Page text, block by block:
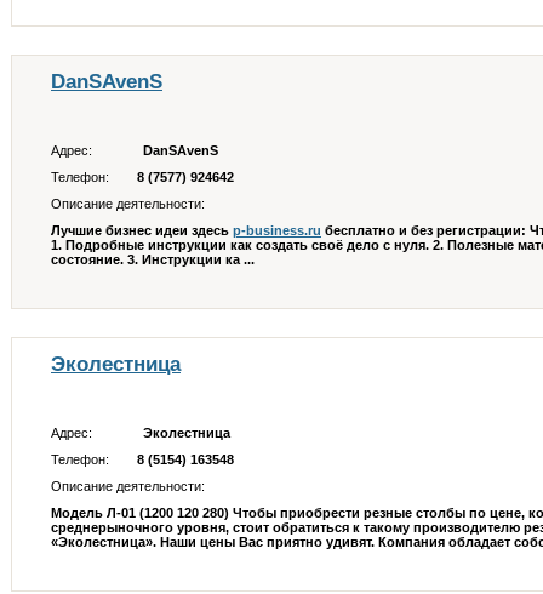
DanSAvenS
Адрес:
DanSAvenS
Телефон:
8 (7577) 924642
Описание деятельности:
Лучшие бизнес идеи здесь p-business.ru бесплатно и без регистрации:
1. Подробные инструкции как создать своё дело с нуля. 2. Полезные
состояние. 3. Инструкции ка ...
Эколестница
Адрес:
Эколестница
Телефон:
8 (5154) 163548
Описание деятельности:
Модель Л-01 (1200 120 280) Чтобы приобрести резные столбы по цене,
среднерыночного уровня, стоит обратиться к такому производителю
«Эколестница». Наши цены Вас приятно удивят. Компания обладает